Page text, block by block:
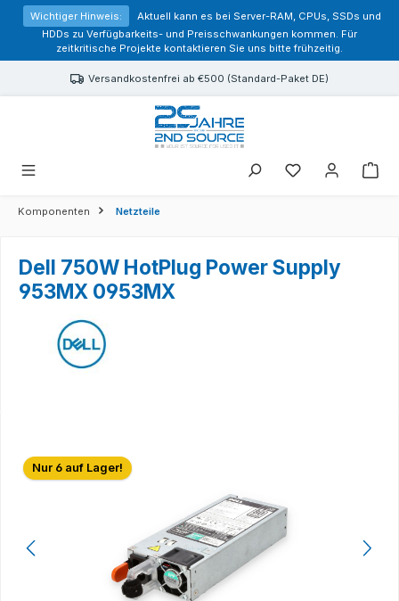
springen
Wichtiger Hinweis:
Aktuell kann es bei Server-RAM, CPUs, SSDs und
HDDs zu Verfügbarkeits- und Preisschwankungen kommen. Für
zeitkritische Projekte kontaktieren Sie uns bitte frühzeitig.
Versandkostenfrei ab €500 (Standard-Paket DE)
Sie haben 0
Komponenten Netzteile
Dell 750W HotPlug Power Supply
953MX 0953MX
Bildergalerie überspringen
Nur 6 auf Lager!